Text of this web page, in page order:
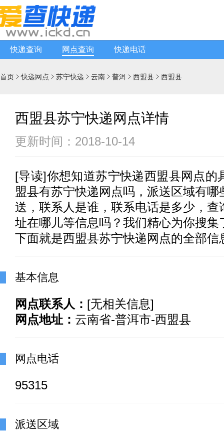
快递查询 网点查询 快递电话
首页 快递网点  苏宁快递  云南  普洱  西盟县  西盟县
西盟县苏宁快递网点详情
更新时间：2018-10-14
[导读]你想知道苏宁快递西盟县网点的
盟县有苏宁快递 网点吗，派送区域有
送，联系人是谁，联系电话是多少，查
址在哪儿等信息吗？我们精心为你搜集
下面就是西盟县苏宁快递网点的全部信
基本信息
网点联系人： [无相关信息]
网点地址： 云南省-普洱市-西盟县
网点电话
95315
派送区域